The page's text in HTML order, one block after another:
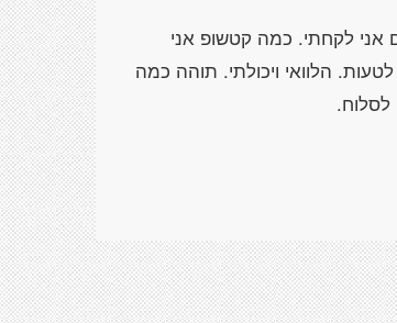
אני לקחתי. כמה קטשופ אני
הלוואי ויכולתי. תוהה כמה